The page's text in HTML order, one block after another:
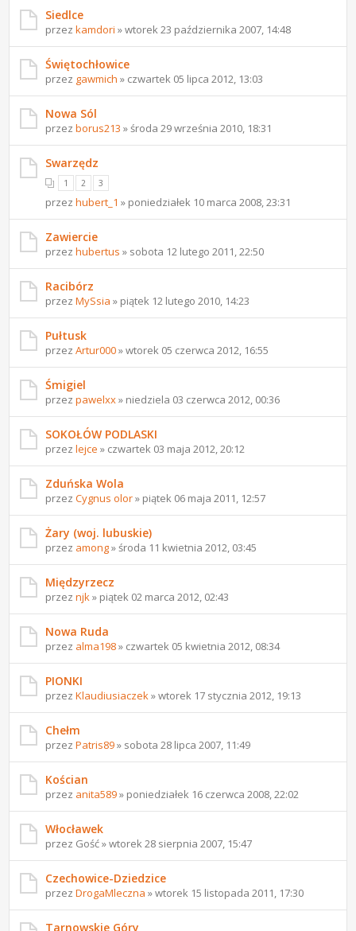
Siedlce
przezkamdori » wtorek 23 października 2007, 14:48
Świętochłowice
przez gawmich » czwartek 05 lipca 2012, 13:03
Nowa Sól
przezborus213 » środa 29 września 2010, 18:31
Swarzędz
1 2 3
przezhubert_1 » poniedziałek 10 marca 2008, 23:31
Zawiercie
przezhubertus » sobota 12 lutego 2011, 22:50
Racibórz
przezMySsia » piątek 12 lutego 2010, 14:23
Pułtusk
przezArtur000» wtorek 05 czerwca 2012, 16:55
Śmigiel
przezpawelxx» niedziela 03 czerwca 2012, 00:36
SOKOŁÓW PODLASKI
przezlejce » czwartek 03 maja 2012, 20:12
Zduńska Wola
przezCygnus olor» piątek 06 maja 2011, 12:57
Żary (woj. lubuskie)
przez among» środa 11 kwietnia 2012, 03:45
Międzyrzecz
przeznjk » piątek 02 marca 2012, 02:43
Nowa Ruda
przez alma198» czwartek 05 kwietnia 2012, 08:34
PIONKI
przezKlaudiusiaczek » wtorek 17 stycznia 2012, 19:13
Chełm
przezPatris89» sobota 28 lipca 2007, 11:49
Kościan
przez anita589» poniedziałek 16 czerwca 2008, 22:02
Włocławek
przez Gość » wtorek 28 sierpnia 2007, 15:47
Czechowice-Dziedzice
przezDrogaMleczna » wtorek 15 listopada 2011, 17:30
Tarnowskie Góry